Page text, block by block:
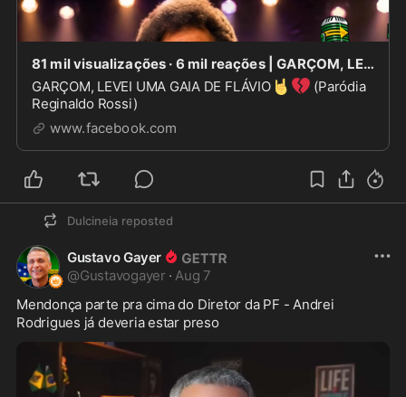
81 mil visualizações · 6 mil reações | GARÇOM, LEVEI UMA GAIA DE FLÁVIO
GARÇOM, LEVEI UMA GAIA DE FLÁVIO 🤘 💔 (Paródia
Reginaldo Rossi)
www.facebook.com
Dulcineia reposted
Gustavo Gayer
@Gustavogayer · Aug 7
Mendonça parte pra cima do Diretor da PF - Andrei
Rodrigues já deveria estar preso